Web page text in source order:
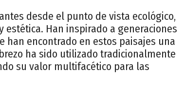
desde el punto de vista ecológico,
Han inspirado a generaciones
han encontrado en estos paisajes una
ha sido utilizado tradicionalmente
su valor multifacético para las